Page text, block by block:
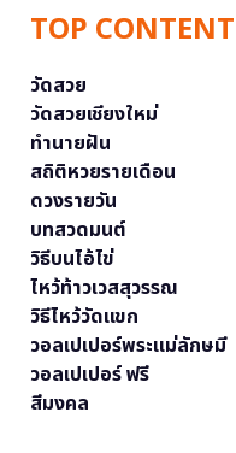
TOP CONTENT
วัดสวย
วัดสวยเชียงใหม่
ทำนายฝัน
สถิติหวยรายเดือน
ดวงรายวัน
บทสวดมนต์
วิธีบนไอ้ไข่
ไหว้ท้าวเวสสุวรรณ
วิธีไหว้วัดแขก
วอลเปเปอร์พระแม่ลักษมี
วอลเปเปอร์ ฟรี
สีมงคล